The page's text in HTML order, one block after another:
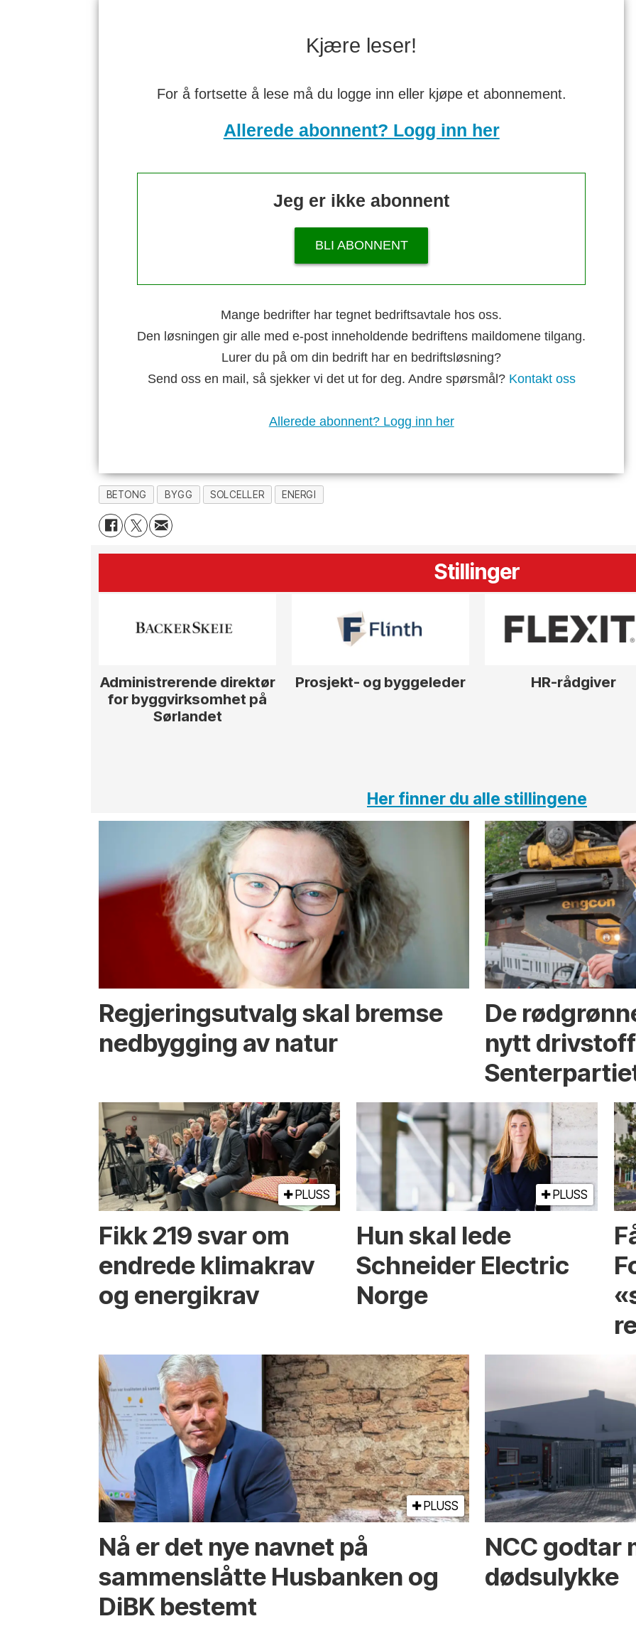
Kjære leser!
For å fortsette å lese må du logge inn eller kjøpe et abonnement.
Allerede abonnent? Logg inn her
Jeg er ikke abonnent
BLI ABONNENT
Mange bedrifter har tegnet bedriftsavtale hos oss.
Den løsningen gir alle med e-post inneholdende bedriftens maildomene tilgang.
Lurer du på om din bedrift har en bedriftsløsning?
Send oss en mail, så sjekker vi det ut for deg. Andre spørsmål? Kontakt oss
Allerede abonnent? Logg inn her
BETONG BYGG SOLCELLER ENERGI
Stillinger
Administrerende direktør
for byggvirksomhet på
Sørlandet
Prosjekt- og byggeleder HR-rådgiver
Her finner du alle stillingene
Regjerings­utvalg skal bremse
ned­bygging av natur
De
nytt
PLUSS
Fikk 219 svar om
endrede klimakrav
og energikrav
PLUSS
Hun skal lede
Schneider Electric
Norge
PLUSS
Nå er det nye navnet på
sammenslåtte Husbanken og
DiBK bestemt
NCC godtar
dødsulykke